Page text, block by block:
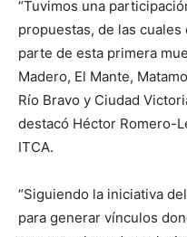
“Tuvimos una
propuestas, de las
parte de esta primera
Madero, El Mante,
Río Bravo y Ciudad
destacó Héctor Romero-
ITCA.
“Siguiendo la iniciativa
para generar vínculos